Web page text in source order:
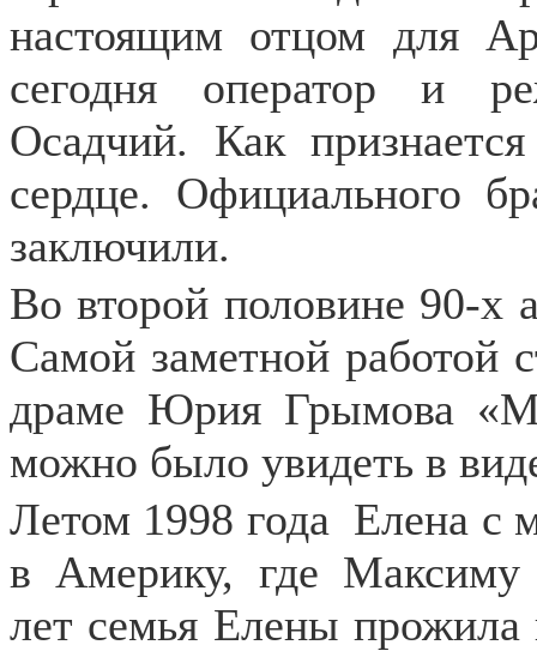
настоящим отцом для
сегодня оператор и
Осадчий. Как
сердце. Официального
заключили.
Во второй половине 90-х
Самой заметной работой
драме Юрия Грымова
можно было увидеть в
Летом 1998 года Елена с
в Америку, где Максиму
лет семья Елены